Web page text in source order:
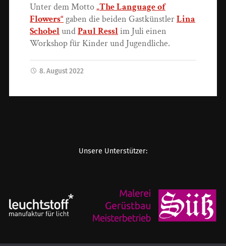
Unter dem Motto„The Language of
Flowers“ gaben die beiden GastkünstlerLina
SchobelundPaul Resslim Juli einen
Workshop für Kinder und Jugendliche.
8. August 2022
Unsere Unterstützer: